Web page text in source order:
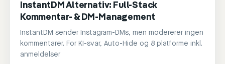
InstantDM Alternativ: Full-Stack
Kommentar- & DM-Management
InstantDM sender Instagram-DMs, men modererer ingen
kommentarer. For KI-svar, Auto-Hide og 8 platforme inkl.
anmeldelser